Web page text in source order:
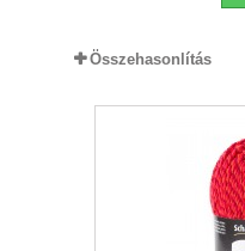
Összehasonlítás